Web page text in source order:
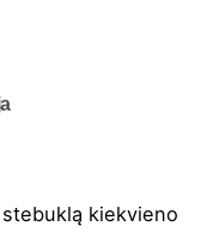
kiekvieno